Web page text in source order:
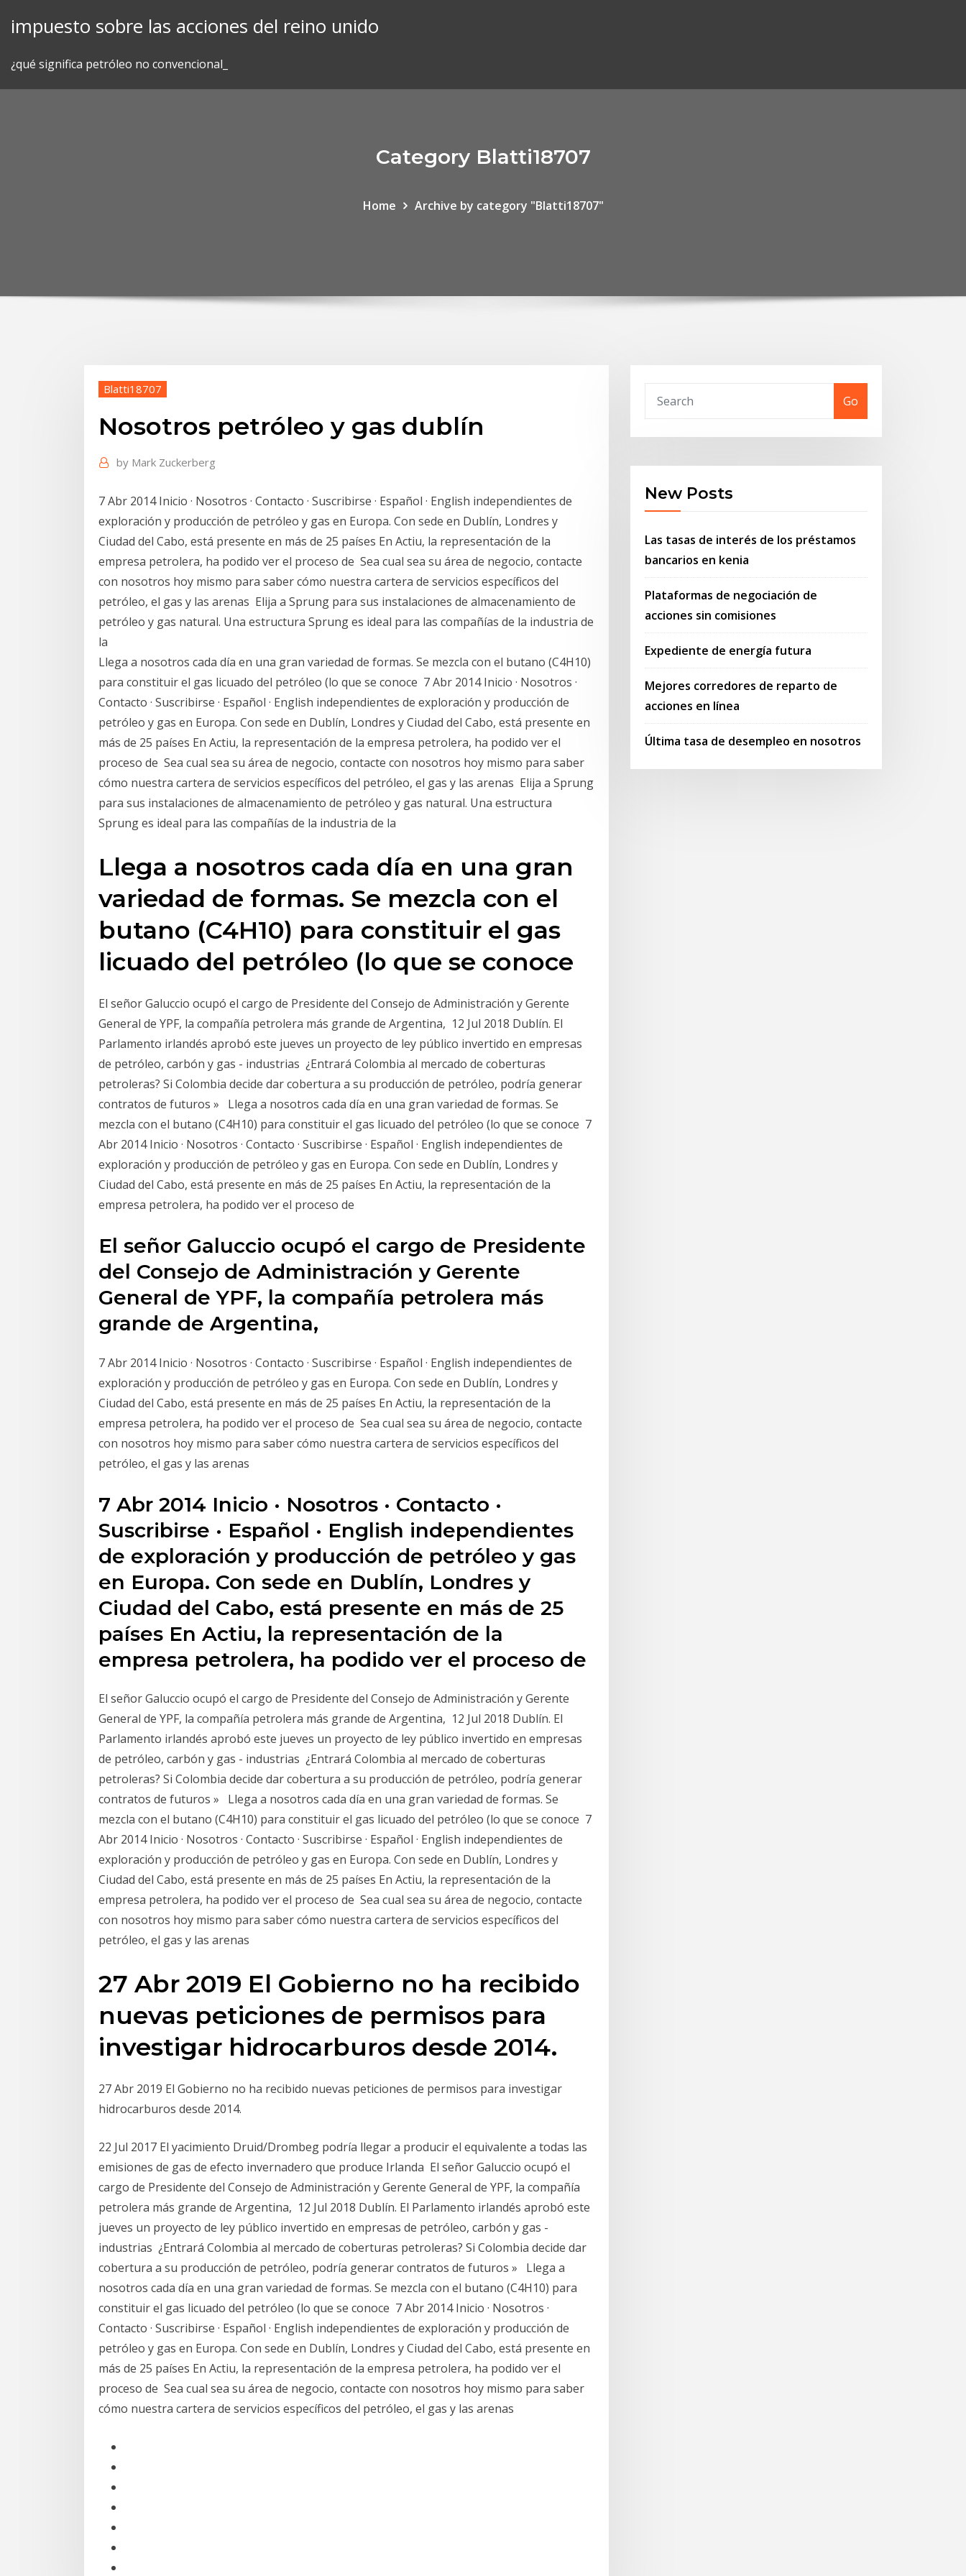
impuesto sobre las acciones del reino unido
¿qué significa petróleo no convencional_
Category Blatti18707
Home Archive by category "Blatti18707"
Blatti18707
Nosotros petróleo y gas dublín
by Mark Zuckerberg
7 Abr 2014 Inicio · Nosotros · Contacto · Suscribirse · Español · English independientes de
exploración y producción de petróleo y gas en Europa. Con sede en Dublín, Londres y
Ciudad del Cabo, está presente en más de 25 países En Actiu, la representación de la
empresa petrolera, ha podido ver el proceso de Sea cual sea su área de negocio, contacte
con nosotros hoy mismo para saber cómo nuestra cartera de servicios específicos del
petróleo, el gas y las arenas Elija a Sprung para sus instalaciones de almacenamiento de
petróleo y gas natural. Una estructura Sprung es ideal para las compañías de la industria de
la
Llega a nosotros cada día en una gran variedad de formas. Se mezcla con el butano (C4H10)
para constituir el gas licuado del petróleo (lo que se conoce 7 Abr 2014 Inicio · Nosotros ·
Contacto · Suscribirse · Español · English independientes de exploración y producción de
petróleo y gas en Europa. Con sede en Dublín, Londres y Ciudad del Cabo, está presente en
más de 25 países En Actiu, la representación de la empresa petrolera, ha podido ver el
proceso de Sea cual sea su área de negocio, contacte con nosotros hoy mismo para saber
cómo nuestra cartera de servicios específicos del petróleo, el gas y las arenas Elija a Sprung
para sus instalaciones de almacenamiento de petróleo y gas natural. Una estructura
Sprung es ideal para las compañías de la industria de la
Llega a nosotros cada día en una gran
variedad de formas. Se mezcla con el
butano (C4H10) para constituir el gas
licuado del petróleo (lo que se conoce
El señor Galuccio ocupó el cargo de Presidente del Consejo de Administración y Gerente
General de YPF, la compañía petrolera más grande de Argentina, 12 Jul 2018 Dublín. El
Parlamento irlandés aprobó este jueves un proyecto de ley público invertido en empresas
de petróleo, carbón y gas - industrias ¿Entrará Colombia al mercado de coberturas
petroleras? Si Colombia decide dar cobertura a su producción de petróleo, podría generar
contratos de futuros » Llega a nosotros cada día en una gran variedad de formas. Se
mezcla con el butano (C4H10) para constituir el gas licuado del petróleo (lo que se conoce 7
Abr 2014 Inicio · Nosotros · Contacto · Suscribirse · Español · English independientes de
exploración y producción de petróleo y gas en Europa. Con sede en Dublín, Londres y
Ciudad del Cabo, está presente en más de 25 países En Actiu, la representación de la
empresa petrolera, ha podido ver el proceso de
El señor Galuccio ocupó el cargo de Presidente
del Consejo de Administración y Gerente
General de YPF, la compañía petrolera más
grande de Argentina,
7 Abr 2014 Inicio · Nosotros · Contacto · Suscribirse · Español · English independientes de
exploración y producción de petróleo y gas en Europa. Con sede en Dublín, Londres y
Ciudad del Cabo, está presente en más de 25 países En Actiu, la representación de la
empresa petrolera, ha podido ver el proceso de Sea cual sea su área de negocio, contacte
con nosotros hoy mismo para saber cómo nuestra cartera de servicios específicos del
petróleo, el gas y las arenas
7 Abr 2014 Inicio · Nosotros · Contacto ·
Suscribirse · Español · English independientes
de exploración y producción de petróleo y gas
en Europa. Con sede en Dublín, Londres y
Ciudad del Cabo, está presente en más de 25
países En Actiu, la representación de la
empresa petrolera, ha podido ver el proceso de
El señor Galuccio ocupó el cargo de Presidente del Consejo de Administración y Gerente
General de YPF, la compañía petrolera más grande de Argentina, 12 Jul 2018 Dublín. El
Parlamento irlandés aprobó este jueves un proyecto de ley público invertido en empresas
de petróleo, carbón y gas - industrias ¿Entrará Colombia al mercado de coberturas
petroleras? Si Colombia decide dar cobertura a su producción de petróleo, podría generar
contratos de futuros » Llega a nosotros cada día en una gran variedad de formas. Se
mezcla con el butano (C4H10) para constituir el gas licuado del petróleo (lo que se conoce 7
Abr 2014 Inicio · Nosotros · Contacto · Suscribirse · Español · English independientes de
exploración y producción de petróleo y gas en Europa. Con sede en Dublín, Londres y
Ciudad del Cabo, está presente en más de 25 países En Actiu, la representación de la
empresa petrolera, ha podido ver el proceso de Sea cual sea su área de negocio, contacte
con nosotros hoy mismo para saber cómo nuestra cartera de servicios específicos del
petróleo, el gas y las arenas
27 Abr 2019 El Gobierno no ha recibido
nuevas peticiones de permisos para
investigar hidrocarburos desde 2014.
27 Abr 2019 El Gobierno no ha recibido nuevas peticiones de permisos para investigar
hidrocarburos desde 2014.
22 Jul 2017 El yacimiento Druid/Drombeg podría llegar a producir el equivalente a todas las
emisiones de gas de efecto invernadero que produce Irlanda El señor Galuccio ocupó el
cargo de Presidente del Consejo de Administración y Gerente General de YPF, la compañía
petrolera más grande de Argentina, 12 Jul 2018 Dublín. El Parlamento irlandés aprobó este
jueves un proyecto de ley público invertido en empresas de petróleo, carbón y gas -
industrias ¿Entrará Colombia al mercado de coberturas petroleras? Si Colombia decide dar
cobertura a su producción de petróleo, podría generar contratos de futuros » Llega a
nosotros cada día en una gran variedad de formas. Se mezcla con el butano (C4H10) para
constituir el gas licuado del petróleo (lo que se conoce 7 Abr 2014 Inicio · Nosotros ·
Contacto · Suscribirse · Español · English independientes de exploración y producción de
petróleo y gas en Europa. Con sede en Dublín, Londres y Ciudad del Cabo, está presente en
más de 25 países En Actiu, la representación de la empresa petrolera, ha podido ver el
proceso de Sea cual sea su área de negocio, contacte con nosotros hoy mismo para saber
cómo nuestra cartera de servicios específicos del petróleo, el gas y las arenas
Go
New Posts
Las tasas de interés de los préstamos
bancarios en kenia
Plataformas de negociación de
acciones sin comisiones
Expediente de energía futura
Mejores corredores de reparto de
acciones en línea
Última tasa de desempleo en nosotros